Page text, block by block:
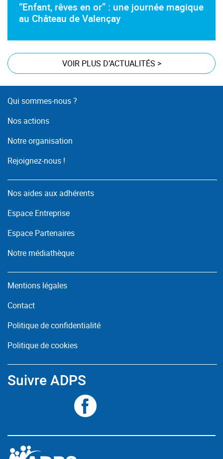
“Enfant, rêves en or” : une journée magique
au Château de Valençay
VOIR PLUS D’ACTUALITÉS >
Qui sommes-nous ?
Nos actions
Notre organisation
Rejoignez-nous !
Nos aides aux adhérents
Espace Entreprise
Espace Partenaires
Notre médiathèque
Mentions légales
Contact
Politique de confidentialité
Politique de cookies
Suivre ADPS